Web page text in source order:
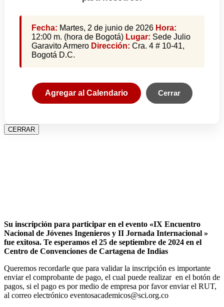
Fecha: Martes, 2 de junio de 2026 Hora:
12:00 m. (hora de Bogotá) Lugar: Sede Julio
Garavito Armero Dirección: Cra. 4 # 10-41,
Bogotá D.C.
Agregar al Calendario Cerrar
CERRAR
Su inscripción para participar en el evento «IX Encuentro
Nacional de Jóvenes Ingenieros y II Jornada Internacional »
fue exitosa. Te esperamos el 25 de septiembre de 2024 en el
Centro de Convenciones de Cartagena de Indias
Queremos recordarle que para validar la inscripción es importante
enviar el comprobante de pago, el cual puede realizar en el botón de
pagos, si el pago es por medio de empresa por favor enviar el RUT,
al correo electrónico eventosacademicos@sci.org.co